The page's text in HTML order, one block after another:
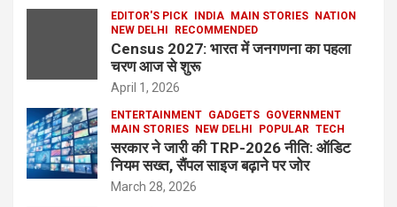
EDITOR'S PICK INDIA MAIN STORIES
NATION
NEW DELHI
RECOMMENDED
Census 2027: भारत में जनगणना का पहला
चरण आज से शुरू
April 1, 2026
ENTERTAINMENT GADGETS GOVERNMENT
MAIN STORIES
NEW DELHI POPULAR TECH
सरकार ने जारी की TRP-2026 नीति: ऑडिट
नियम सख्त, सैंपल साइज बढ़ाने पर जोर
March 28, 2026